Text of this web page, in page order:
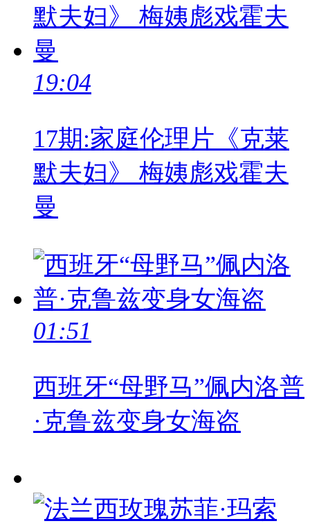
19:04
17期:家庭伦理片《克莱
默夫妇》 梅姨彪戏霍夫
曼
01:51
西班牙“母野马”佩内洛普
·克鲁兹变身女海盗